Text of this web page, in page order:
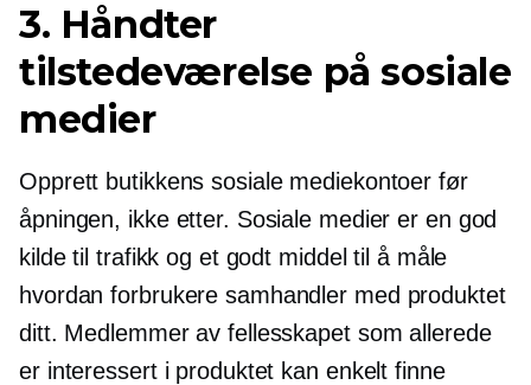
3. Håndter
tilstedeværelse på sosiale
medier
Opprett butikkens sosiale mediekontoer før
åpningen, ikke etter. Sosiale medier er en god
kilde til trafikk og et godt middel til å måle
hvordan forbrukere samhandler med produktet
ditt. Medlemmer av fellesskapet som allerede
er interessert i produktet kan enkelt finne